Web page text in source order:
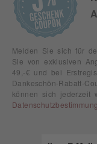
Melden Sie sich für
Sie von exklusiven
49,-€ und bei
Dankeschön-Rabatt-
können sich jederzeit